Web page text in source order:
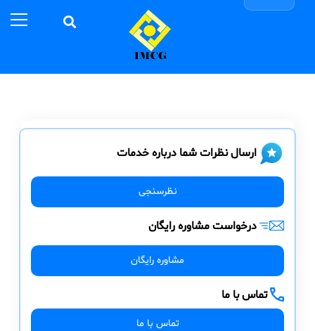
ارسال نظرات شما درباره خدمات
نظرسنجی
درخواست مشاوره رایگان
مشاوره رایگان
تماس با ما
تماس با ما